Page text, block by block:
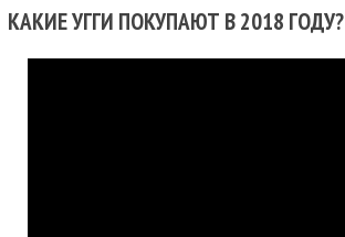
КАКИЕ УГГИ ПОКУПАЮТ В 2018 ГОДУ?